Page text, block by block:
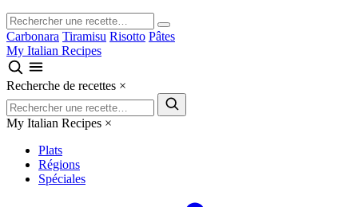
Carbonara Tiramisu Risotto Pâtes
My Italian Recipes
Recherche de recettes ×
My Italian Recipes ×
Plats
Régions
Spéciales